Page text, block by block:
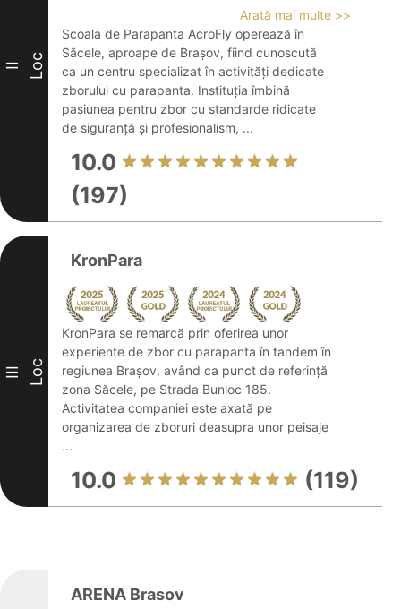
II Loc
Arată mai multe >>
Scoala de Parapanta AcroFly operează în
Săcele, aproape de Brașov, fiind cunoscută
ca un centru specializat în activități dedicate
zborului cu parapanta. Instituția îmbină
pasiunea pentru zbor cu standarde ridicate
de siguranță și profesionalism, ...
10.0
(197)
III Loc
KronPara
KronPara se remarcă prin oferirea unor
experiențe de zbor cu parapanta în tandem în
regiunea Brașov, având ca punct de referință
zona Săcele, pe Strada Bunloc 185.
Activitatea companiei este axată pe
organizarea de zboruri deasupra unor peisaje
...
10.0 (119)
ARENA Brasov